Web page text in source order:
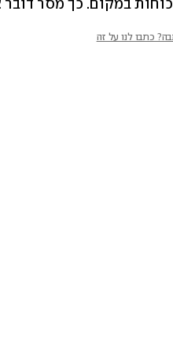
במקום. כך מסר דובר
כתבו לנו על זה